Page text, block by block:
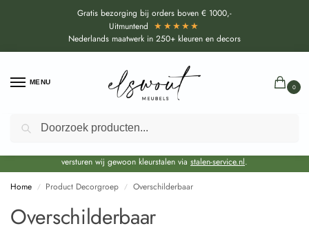
Gratis bezorging bij orders boven € 1000,-
Uitmuntend ★★★★★
Nederlands maatwerk in 250+ kleuren en decors
MENU
0
Door de bouwvakperiode geldt voor alle collecties momenteel een EXTRA
levertijd van circa 3-4 weken bovenop de reguliere levertijd.
versturen wij gewoon kleurstalen via stalen-service.nl.
Home / Product Decorgroep / Overschilderbaar
Overschilderbaar